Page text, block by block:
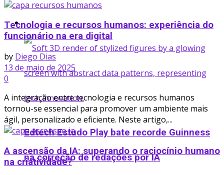
Startup
Edtech Estudo Play bate recorde Guinness
na correção de redações por IA
Tecnologia e recursos humanos: experiência do
funcionário na era digital
by Diego Dias
13 de maio de 2025
0
A integração entre tecnologia e recursos humanos
tornou-se essencial para promover um ambiente mais
ágil, personalizado e eficiente. Neste artigo,...
A ascensão da IA: superando o raciocínio humano
na criatividade?​